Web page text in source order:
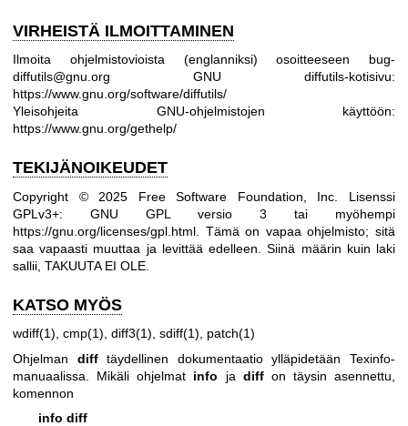
VIRHEISTÄ ILMOITTAMINEN
Ilmoita ohjelmistovioista (englanniksi) osoitteeseen bug-
diffutils@gnu.org GNU diffutils-kotisivu:
https://www.gnu.org/software/diffutils/
Yleisohjeita GNU-ohjelmistojen käyttöön:
https://www.gnu.org/gethelp/
TEKIJÄNOIKEUDET
Copyright © 2025 Free Software Foundation, Inc. Lisenssi
GPLv3+: GNU GPL versio 3 tai myöhempi
https://gnu.org/licenses/gpl.html
Tämä on vapaa ohjelmisto; sitä
saa vapaasti muuttaa ja levittää edelleen. Siinä määrin kuin laki
sallii, TAKUUTA EI OLE.
KATSO MYÖS
wdiff(1) cmp(1) diff3(1) sdiff(1)
patch(1)
Ohjelman difftäydellinen dokumentaatio ylläpidetään Texinfo-
manuaalissa. Mikäli ohjelmat info ja diffon täysin asennettu,
komennon
info diff